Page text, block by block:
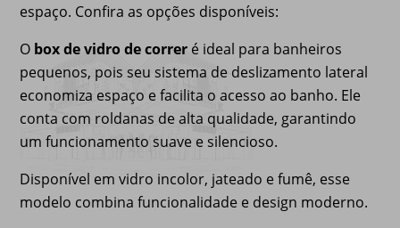
espaço. Confira as opções disponíveis:
O box de vidro de correr é ideal para banheiros
pequenos, pois seu sistema de deslizamento lateral
economiza espaço e facilita o acesso ao banho. Ele
conta com roldanas de alta qualidade, garantindo
um funcionamento suave e silencioso.
Disponível em vidro incolor, jateado e fumê, esse
modelo combina funcionalidade e design moderno.